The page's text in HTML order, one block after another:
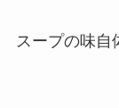
スープの味自